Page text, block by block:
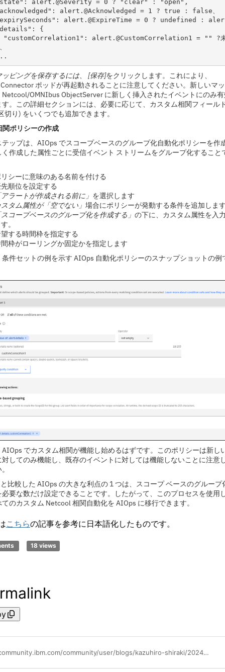
alert.@Severity = 0 ? "clear" : "open",
alert.@Acknowledged = 1 ? true : false、
alert.@ExpireTime = 0 ? undefined :
{
alert.@CustomCorrelation1 = "" ?未
ピングを保存するには、 [保存]をクリックします。これにより、
ポッドが再起動されることに注意してください。新しいマ
Netcool/OMNIbus ObjectServer に新しく挿入されたイベントにのみ
す。この詳細セクションには、必要に応じて、カスタム相関フィール
切り) をいくつでも追加できます。
関ポリシーの作成
テップは、AIOps でスコープベースのグループ化自動化ポリシーを作
作成した属性ごとに受信イベント ストリームをグループ化すること
シーに意味のある名前を付ける
順位を設定する
ラートが作成される前に」 を選択します
タム属性が「空でない」 場合にポリシーが発動する条件を追加しま
コープベースのグループ化を作成する」 の下に、カスタム属性を入
。
する時間枠を指定する
枠がローリングか固定かを指定します
件セットの例を示す AIOps 自動化ポリシーのスナップショットの例
AIOps でカスタム相関が機能し始めるはずです。このポリシーは新し
対してのみ機能し、既存のイベントに対しては機能しないことに注意
比較した AIOps の大きな利点の 1 つは、スコープ ベースのグループ
必要な数だけ設定できることです。したがって、このプロセスを使用
のカスタム Netcool 相関自動化を AIOps に移行できます。
こちらの記事を参考に日本語化したものです。
18 views
https://community.ibm.com/community/user/blogs/kazuhiro-shiraki/2024/09/30/netcoolibm-cloud-pak-for-aiops